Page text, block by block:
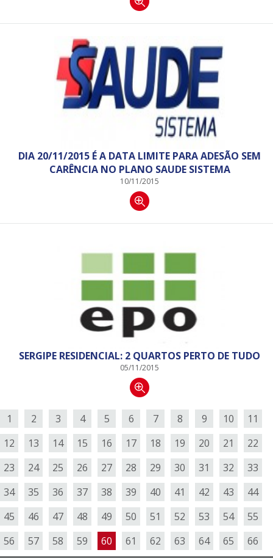
DIA 20/11/2015 É A DATA LIMITE PARA ADESÃO SEM
CARÊNCIA NO PLANO SAUDE SISTEMA
10/11/2015
SERGIPE RESIDENCIAL: 2 QUARTOS PERTO DE TUDO
05/11/2015
1 2 3 4 5 6 7 8 9 10
11
12
13 14 15 16 17 18 19 20 21
22
23
24 25 26 27 28 29 30 31 32
33
34
35 36 37 38 39 40 41 42 43
44
45
46 47 48 49 50 51 52 53 54
55
56
57 58 59 60 61 62 63 64 65 66